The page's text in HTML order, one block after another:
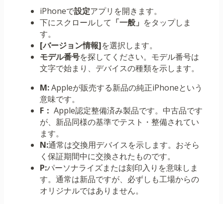
iPhoneで設定アプリを開きます。
下にスクロールして 「一般」 をタップしま
す。
[バージョン情報]を選択します。
モデル番号を探してください。モデル番号は
文字で始まり、デバイスの種類を示します。
M:Appleが販売する新品の純正iPhoneという
意味です。
F： Apple認定整備済み製品です。中古品です
が、新品同様の基準でテスト・整備されてい
ます。
N:通常は交換用デバイスを示します。おそら
く保証期間中に交換されたものです。
P:パーソナライズまたは刻印入りを意味しま
す。通常は新品ですが、必ずしも工場からの
オリジナルではありません。